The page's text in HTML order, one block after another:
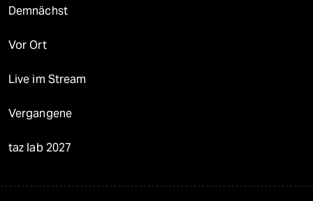
Demnächst
Vor Ort
Live im Stream
Vergangene
taz lab 2027